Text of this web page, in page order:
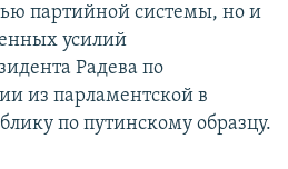
партийной системы, но и
усилий
Радева по
из парламентской в
по путинскому образцу.